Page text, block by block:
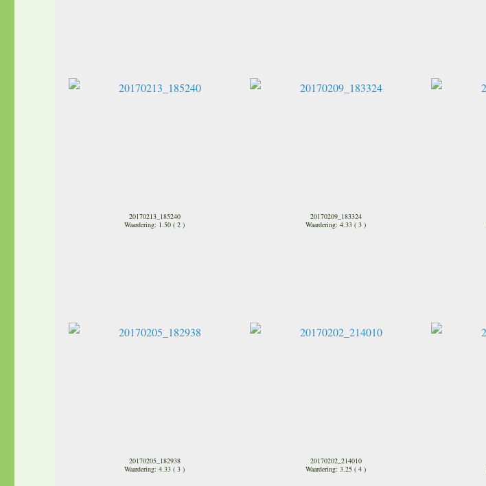
20170213_185240
Waardering: 1.50 ( 2 )
20170209_183324
Waardering: 4.33 ( 3 )
20170205_182938
Waardering: 4.33 ( 3 )
20170202_214010
Waardering: 3.25 ( 4 )